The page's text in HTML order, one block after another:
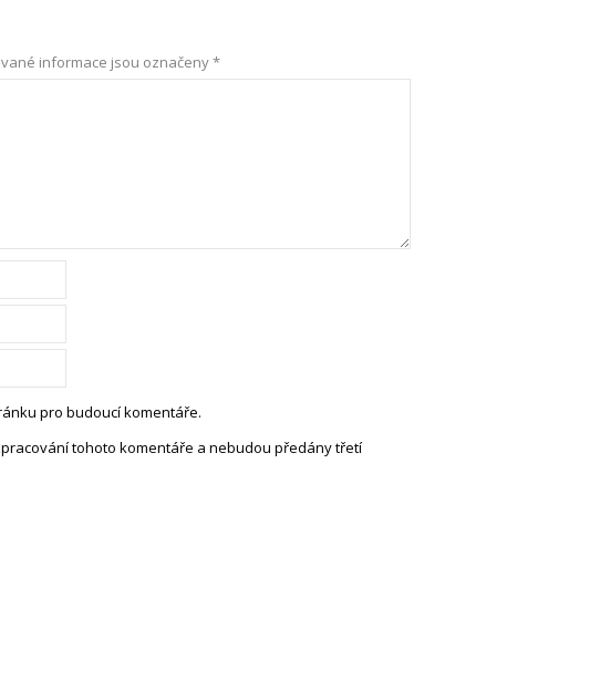
informace jsou označeny*
pro budoucí komentáře.
tohoto komentáře a nebudou předány třetí